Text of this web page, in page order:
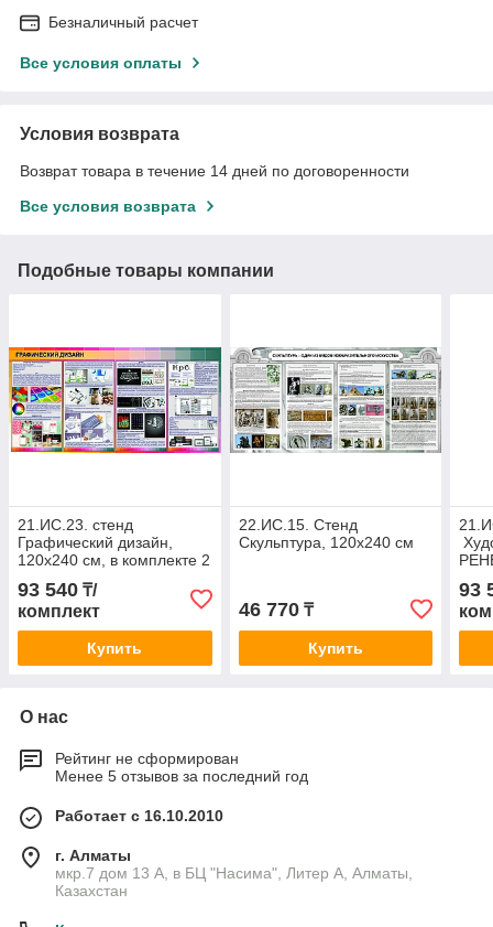
Безналичный расчет
Все условия оплаты
Условия возврата
Возврат товара в течение 14 дней по договоренности
Все условия возврата
Подобные товары компании
21.ИС.23. стенд
Графический дизайн,
120х240 см, в комплекте 2
93 540 ₸/
комплект
Купить
22.ИС.15. Стенд
Скульптура, 120х240 см
46 770₸
Купить
93
О нас
Рейтинг не сформирован
Менее 5 отзывов за последний год
Работает с 16.10.2010
г. Алматы
мкр.7 дом 13 А, в БЦ "Насима", Литер А, Алматы,
Казахстан